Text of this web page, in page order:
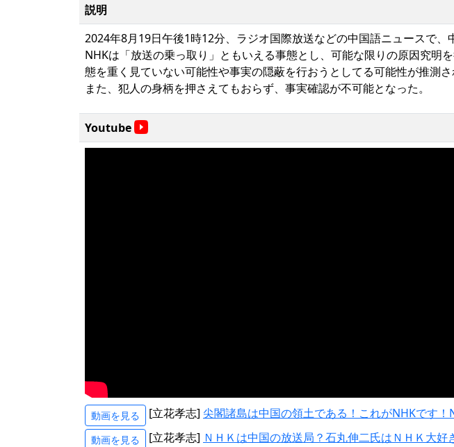
説明
2024年8月19日午後1時12分、ラジオ国際放送などの中国語ニュースで、
NHKは「放送の乗っ取り」ともいえる事態とし、可能な限りの原因究明
態を重く見ていない可能性や事実の隠蔽を行おうとしてる可能性が推測さ
また、犯人の身柄を押さえてもおらず、事実確認が不可能となった。
Youtube
動画を見る [立花孝志] 尖閣諸島は中国の領土である！これがNHKです
動画を見る [立花孝志] ＮＨＫは中国の放送局？石丸伸二氏はＮＨＫ大好